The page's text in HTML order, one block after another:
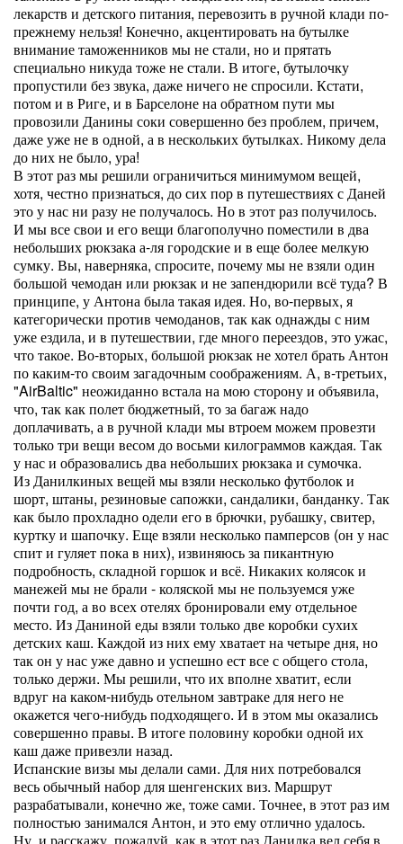
лекарств и детского питания, перевозить в ручной клади по-
прежнему нельзя! Конечно, акцентировать на бутылке
внимание таможенников мы не стали, но и прятать
специально никуда тоже не стали. В итоге, бутылочку
пропустили без звука, даже ничего не спросили. Кстати,
потом и в Риге, и в Барселоне на обратном пути мы
провозили Данины соки совершенно без проблем, причем,
даже уже не в одной, а в нескольких бутылках. Никому дела
до них не было, ура!
В этот раз мы решили ограничиться минимумом вещей,
хотя, честно признаться, до сих пор в путешествиях с Даней
это у нас ни разу не получалось. Но в этот раз получилось.
И мы все свои и его вещи благополучно поместили в два
небольших рюкзака а-ля городские и в еще более мелкую
сумку. Вы, наверняка, спросите, почему мы не взяли один
большой чемодан или рюкзак и не запендюрили всё туда? В
принципе, у Антона была такая идея. Но, во-первых, я
категорически против чемоданов, так как однажды с ним
уже ездила, и в путешествии, где много переездов, это ужас,
что такое. Во-вторых, большой рюкзак не хотел брать Антон
по каким-то своим загадочным соображениям. А, в-третьих,
"AirBaltic" неожиданно встала на мою сторону и объявила,
что, так как полет бюджетный, то за багаж надо
доплачивать, а в ручной клади мы втроем можем провезти
только три вещи весом до восьми килограммов каждая. Так
у нас и образовались два небольших рюкзака и сумочка.
Из Данилкиных вещей мы взяли несколько футболок и
шорт, штаны, резиновые сапожки, сандалики, банданку. Так
как было прохладно одели его в брючки, рубашку, свитер,
куртку и шапочку. Еще взяли несколько памперсов (он у нас
спит и гуляет пока в них), извиняюсь за пикантную
подробность, складной горшок и всё. Никаких колясок и
манежей мы не брали - коляской мы не пользуемся уже
почти год, а во всех отелях бронировали ему отдельное
место. Из Даниной еды взяли только две коробки сухих
детских каш. Каждой из них ему хватает на четыре дня, но
так он у нас уже давно и успешно ест все с общего стола,
только держи. Мы решили, что их вполне хватит, если
вдруг на каком-нибудь отельном завтраке для него не
окажется чего-нибудь подходящего. И в этом мы оказались
совершенно правы. В итоге половину коробки одной их
каш даже привезли назад.
Испанские визы мы делали сами. Для них потребовался
весь обычный набор для шенгенских виз. Маршрут
разрабатывали, конечно же, тоже сами. Точнее, в этот раз им
полностью занимался Антон, и это ему отлично удалось.